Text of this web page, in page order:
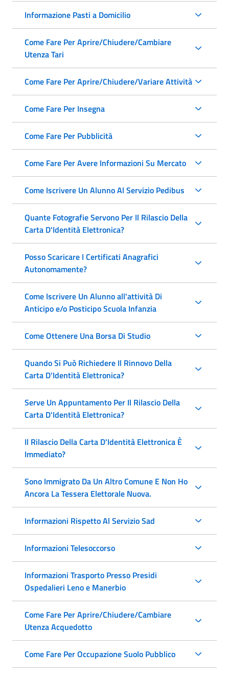
Informazione Pasti a Domicilio
Come Fare Per Aprire/Chiudere/Cambiare
Utenza Tari
Come Fare Per Aprire/Chiudere/Variare Attività
Come Fare Per Insegna
Come Fare Per Pubblicità
Come Fare Per Avere Informazioni Su Mercato
Come Iscrivere Un Alunno Al Servizio Pedibus
Quante Fotografie Servono Per Il Rilascio Della
Carta D'Identità Elettronica?
Posso Scaricare I Certificati Anagrafici
Autonomamente?
Come Iscrivere Un Alunno all'attività Di
Anticipo e/o Posticipo Scuola Infanzia
Come Ottenere Una Borsa Di Studio
Quando Si Può Richiedere Il Rinnovo Della
Carta D'Identità Elettronica?
Serve Un Appuntamento Per Il Rilascio Della
Carta D'Identità Elettronica?
Il Rilascio Della Carta D'Identità Elettronica È
Immediato?
Sono Immigrato Da Un Altro Comune E Non Ho
Ancora La Tessera Elettorale Nuova.
Informazioni Rispetto Al Servizio Sad
Informazioni Telesoccorso
Informazioni Trasporto Presso Presidi
Ospedalieri Leno e Manerbio
Come Fare Per Aprire/Chiudere/Cambiare
Utenza Acquedotto
Come Fare Per Occupazione Suolo Pubblico